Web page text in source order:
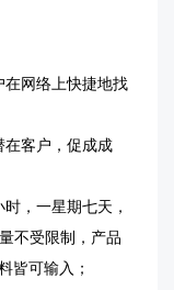
在网络上快捷地找
在客户，促成成
，一星期七天，
不受限制，产品
皆可输入；